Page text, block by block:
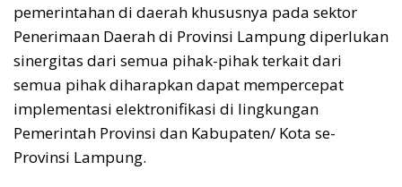
pemerintahan di daerah khususnya pada sektor
Penerimaan Daerah di Provinsi Lampung diperlukan
sinergitas dari semua pihak-pihak terkait dari
semua pihak diharapkan dapat mempercepat
implementasi elektronifikasi di lingkungan
Pemerintah Provinsi dan Kabupaten/ Kota se-
Provinsi Lampung.